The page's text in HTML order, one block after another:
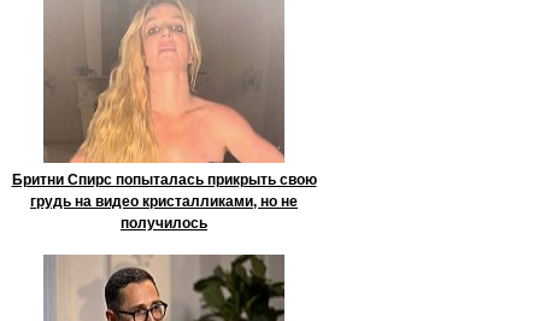
Бритни Спирс попыталась прикрыть свою
грудь на видео кристалликами, но не
получилось